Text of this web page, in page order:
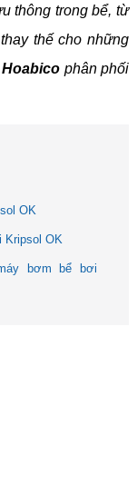
thông trong bể, từ
thế cho những
Hoabico phân phối
OK
OK
bơm bể bơi